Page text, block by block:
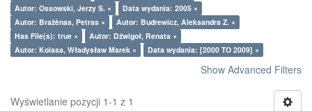
Autor: Ossowski, Jerzy S. ×
Data wydania: 2005 ×
Autor: Bražènas, Petras ×
Autor: Budrewicz, Aleksandra Z. ×
Has File(s): true ×
Autor: Dźwigoł, Renata ×
Autor: Kolasa, Władysław Marek ×
Data wydania: [2000 TO 2009] ×
Show Advanced Filters
Wyświetlanie pozycji 1-1 z 1